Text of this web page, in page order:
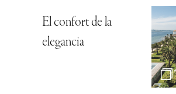
El confort de la
elegancia